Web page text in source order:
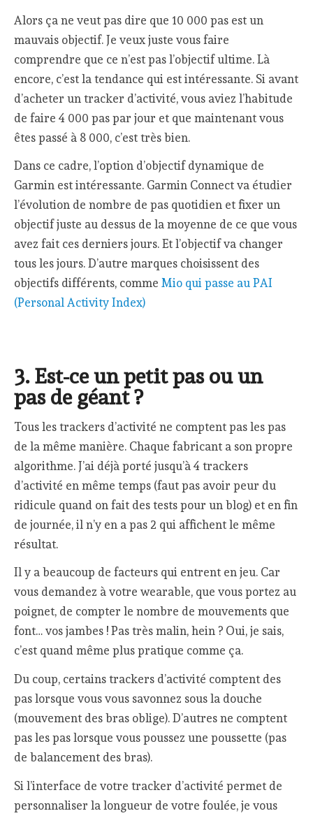
Alors ça ne veut pas dire que 10 000 pas est un
mauvais objectif. Je veux juste vous faire
comprendre que ce n’est pas l’objectif ultime. Là
encore, c’est la tendance qui est intéressante. Si avant
d’acheter un tracker d’activité, vous aviez l’habitude
de faire 4 000 pas par jour et que maintenant vous
êtes passé à 8 000, c’est très bien.
Dans ce cadre, l’option d’objectif dynamique de
Garmin est intéressante. Garmin Connect va étudier
l’évolution de nombre de pas quotidien et fixer un
objectif juste au dessus de la moyenne de ce que vous
avez fait ces derniers jours. Et l’objectif va changer
tous les jours. D’autre marques choisissent des
objectifs différents, commeMio qui passe au PAI
(Personal Activity Index)
3. Est-ce un petit pas ou un
pas de géant ?
Tous les trackers d’activité ne comptent pas les pas
de la même manière. Chaque fabricant a son propre
algorithme. J’ai déjà porté jusqu’à 4 trackers
d’activité en même temps (faut pas avoir peur du
ridicule quand on fait des tests pour un blog) et en fin
de journée, il n’y en a pas 2 qui affichent le même
résultat.
Il y a beaucoup de facteurs qui entrent en jeu. Car
vous demandez à votre wearable, que vous portez au
poignet, de compter le nombre de mouvements que
font… vos jambes ! Pas très malin, hein ? Oui, je sais,
c’est quand même plus pratique comme ça.
Du coup, certains trackers d’activité comptent des
pas lorsque vous vous savonnez sous la douche
(mouvement des bras oblige). D’autres ne comptent
pas les pas lorsque vous poussez une poussette (pas
de balancement des bras).
Si l’interface de votre tracker d’activité permet de
personnaliser la longueur de votre foulée, je vous